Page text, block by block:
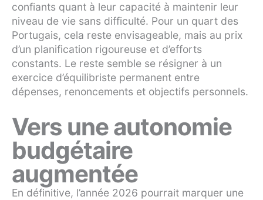
confiants quant à leur capacité à maintenir leur
niveau de vie sans difficulté. Pour un quart des
Portugais, cela reste envisageable, mais au prix
d’un planification rigoureuse et d’efforts
constants. Le reste semble se résigner à un
exercice d’équilibriste permanent entre
dépenses, renoncements et objectifs personnels.
Vers une autonomie
budgétaire
augmentée
En définitive, l’année 2026 pourrait marquer une